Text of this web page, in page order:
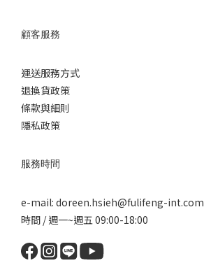
顧客服務
運送服務方式
退換貨政策
條款與細則
隱私政策
服務時間
e-mail: doreen.hsieh@fulifeng-int.com
時間 / 週一~週五 09:00-18:00